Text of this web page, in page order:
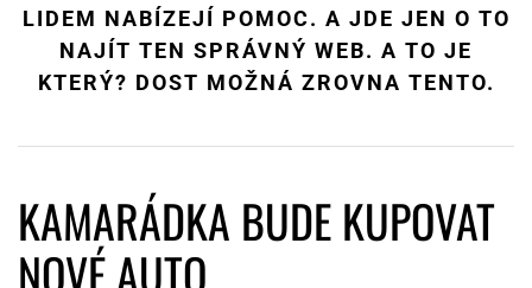
LIDEM NABÍZEJÍ POMOC. A JDE JEN O TO
NAJÍT TEN SPRÁVNÝ WEB. A TO JE
KTERÝ? DOST MOŽNÁ ZROVNA TENTO.
KAMARÁDKA BUDE KUPOVAT
NOVÉ AUTO